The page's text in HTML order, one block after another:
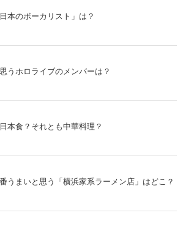
本のボーカリスト」は？
うホロライブのメンバーは？
本食？それとも中華料理？
うまいと思う「横浜家系ラーメン店」はどこ？